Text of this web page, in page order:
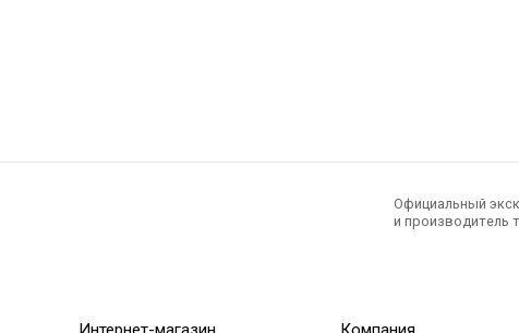
Официальный
и производитель